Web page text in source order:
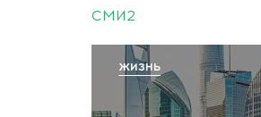
СМИ2
ЖИЗНЬ